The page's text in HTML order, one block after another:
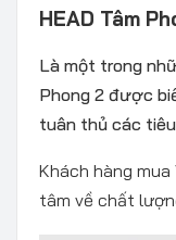
HEAD Tâm
Là một trong
Phong 2 được
tuân thủ các
Khách hàng
tâm về chất